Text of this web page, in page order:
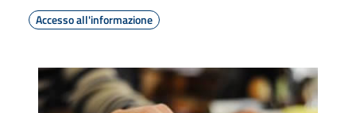
Accesso all'informazione